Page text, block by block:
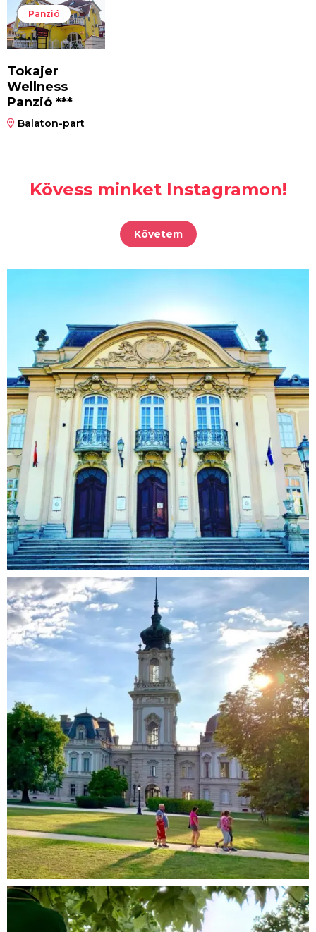
Panzió
Tokajer
Wellness
Panzió ***
Balaton-part
Kövess minket Instagramon!
Követem